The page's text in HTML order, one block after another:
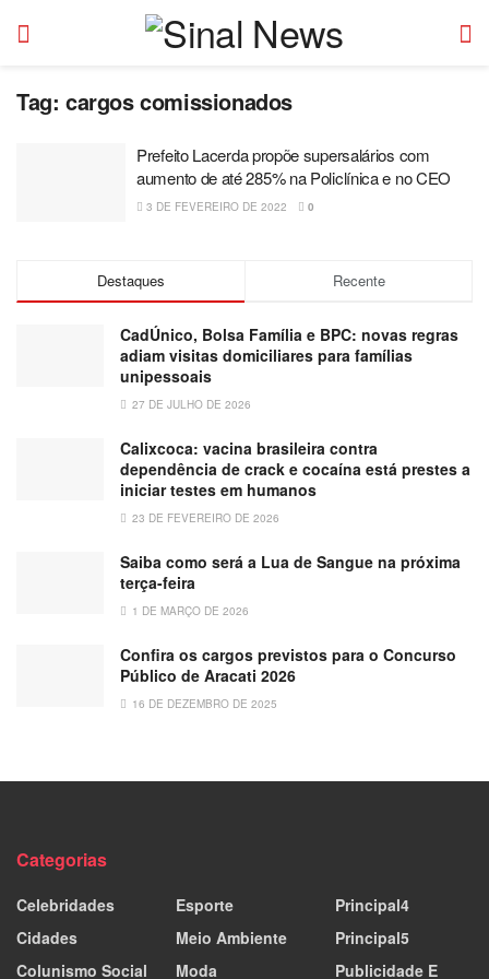
Tag: cargos comissionados
Prefeito Lacerda propõe supersalários com
aumento de até 285% na Policlínica e no CEO
3 DE FEVEREIRO DE 2022 0
Destaques Recente
CadÚnico, Bolsa Família e BPC: novas regras
adiam visitas domiciliares para famílias
unipessoais
27 DE JULHO DE 2026
Calixcoca: vacina brasileira contra
dependência de crack e cocaína está prestes a
iniciar testes em humanos
23 DE FEVEREIRO DE 2026
Saiba como será a Lua de Sangue na próxima
terça-feira
1 DE MARÇO DE 2026
Confira os cargos previstos para o Concurso
Público de Aracati 2026
16 DE DEZEMBRO DE 2025
Categorias
Celebridades
Cidades
Colunismo Social
Esporte
Meio Ambiente
Moda
Principal4
Principal5
Publicidade E